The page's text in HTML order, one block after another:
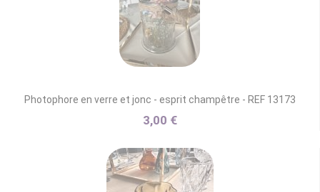
Photophore en verre et jonc - esprit champêtre - REF 13173
3,00 €